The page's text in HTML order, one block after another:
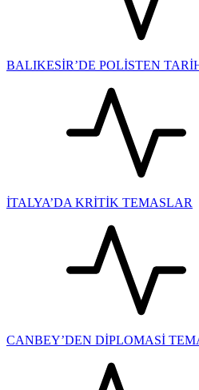
BALIKESİR’DE POLİSTEN
İTALYA’DA KRİTİK TEMASLAR
CANBEY’DEN DİPLOMASİ